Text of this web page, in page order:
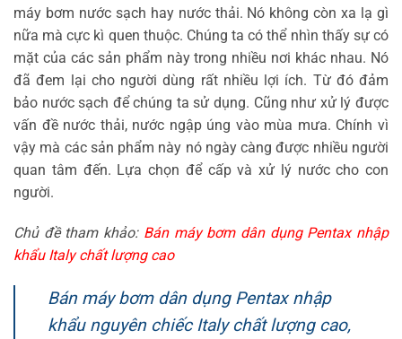
máy bơm nước sạch hay nước thải. Nó không còn xa lạ gì
nữa mà cực kì quen thuộc. Chúng ta có thể nhìn thấy sự có
mặt của các sản phẩm này trong nhiều nơi khác nhau. Nó
đã đem lại cho người dùng rất nhiều lợi ích. Từ đó đảm
bảo nước sạch để chúng ta sử dụng. Cũng như xử lý được
vấn đề nước thải, nước ngập úng vào mùa mưa. Chính vì
vậy mà các sản phẩm này nó ngày càng được nhiều người
quan tâm đến. Lựa chọn để cấp và xử lý nước cho con
người.
Chủ đề tham khảo: Bán máy bơm dân dụng Pentax nhập
khẩu Italy chất lượng cao
Bán máy bơm dân dụng Pentax nhập
khẩu nguyên chiếc Italy chất lượng cao,